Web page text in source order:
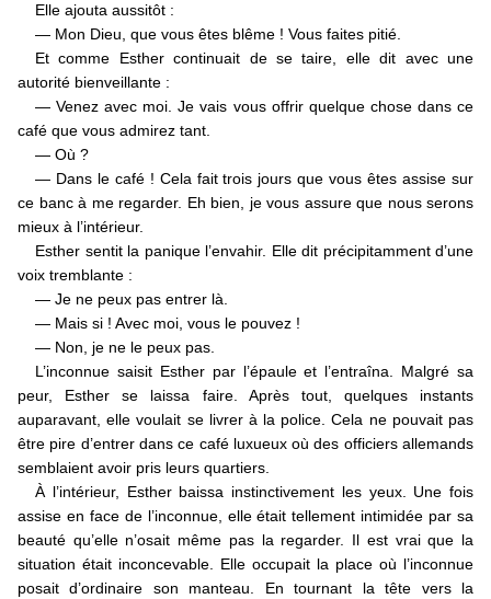
Elle ajouta aussitôt :
— Mon Dieu, que vous êtes blême ! Vous faites pitié.
Et comme Esther continuait de se taire, elle dit avec une
autorité bienveillante :
— Venez avec moi. Je vais vous offrir quelque chose dans ce
café que vous admirez tant.
— Où ?
— Dans le café ! Cela fait trois jours que vous êtes assise sur
ce banc à me regarder. Eh bien, je vous assure que nous serons
mieux à l’intérieur.
Esther sentit la panique l’envahir. Elle dit précipitamment d’une
voix tremblante :
— Je ne peux pas entrer là.
— Mais si ! Avec moi, vous le pouvez !
— Non, je ne le peux pas.
L’inconnue saisit Esther par l’épaule et l’entraîna. Malgré sa
peur, Esther se laissa faire. Après tout, quelques instants
auparavant, elle voulait se livrer à la police. Cela ne pouvait pas
être pire d’entrer dans ce café luxueux où des officiers allemands
semblaient avoir pris leurs quartiers.
À l’intérieur, Esther baissa instinctivement les yeux. Une fois
assise en face de l’inconnue, elle était tellement intimidée par sa
beauté qu’elle n’osait même pas la regarder. Il est vrai que la
situation était inconcevable. Elle occupait la place où l’inconnue
posait d’ordinaire son manteau. En tournant la tête vers la